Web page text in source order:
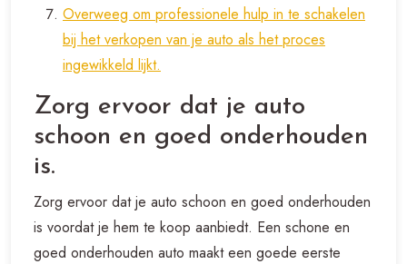
Overweeg om professionele hulp in te schakelen
bij het verkopen van je auto als het proces
ingewikkeld lijkt.
Zorg ervoor dat je auto
schoon en goed onderhouden
is.
Zorg ervoor dat je auto schoon en goed onderhouden
is voordat je hem te koop aanbiedt. Een schone en
goed onderhouden auto maakt een goede eerste